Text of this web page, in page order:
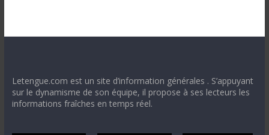
Letengue.com est un site d’information générales . S’appuyant
sur le dynamisme de son équipe, il propose à ses lecteurs les
informations fraîches en temps réel.